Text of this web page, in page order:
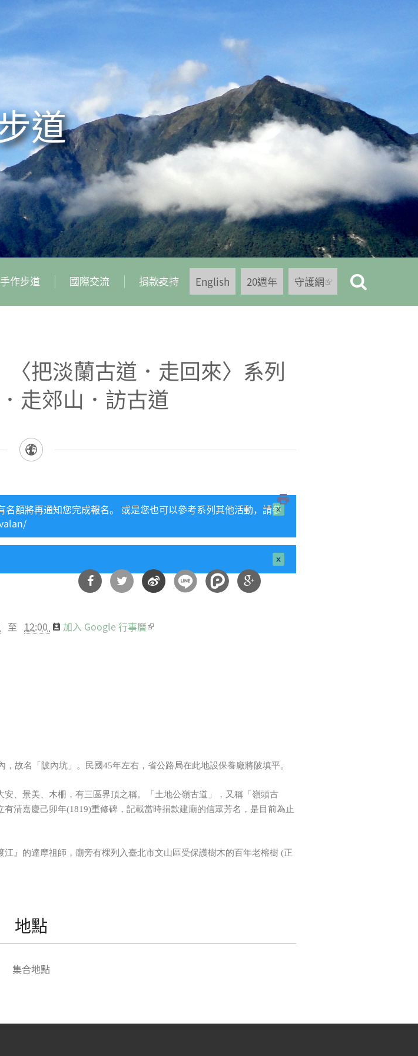
道
手作步道 國際交流 捐款支持 English 20週年 守護網(link is
external)
〈把淡蘭古道．走回來〉系列
走郊山．訪古道
close this
額將再通知您完成報名。 或是您也可以參考系列其他活動，請參
message.
到
到
到微
至 12:00 加入 Google 行事曆(link is external)
故名「陂內坑」。民國45年左右，省公路局在此地設保養廠將陂填平。
、景美、木柵，有三區界頂之稱。「土地公嶺古道」，又稱「嶺頭古
清嘉慶己卯年(1819)重修碑，記載當時捐款建廟的信眾芳名，是目前為止
』的達摩祖師，廟旁有棵列入臺北市文山區受保護樹木的百年老榕樹 (正
地點
集合地點